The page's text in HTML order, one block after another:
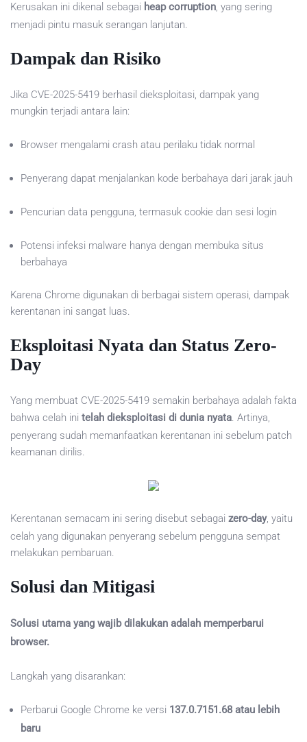
Kerusakan ini dikenal sebagai heap corruption, yang sering
menjadi pintu masuk serangan lanjutan.
Dampak dan Risiko
Jika CVE-2025-5419 berhasil dieksploitasi, dampak yang
mungkin terjadi antara lain:
Browser mengalami crash atau perilaku tidak normal
Penyerang dapat menjalankan kode berbahaya dari jarak jauh
Pencurian data pengguna, termasuk cookie dan sesi login
Potensi infeksi malware hanya dengan membuka situs
berbahaya
Karena Chrome digunakan di berbagai sistem operasi, dampak
kerentanan ini sangat luas.
Eksploitasi Nyata dan Status Zero-
Day
Yang membuat CVE-2025-5419 semakin berbahaya adalah fakta
bahwa celah ini telah dieksploitasi di dunia nyata. Artinya,
penyerang sudah memanfaatkan kerentanan ini sebelum patch
keamanan dirilis.
Kerentanan semacam ini sering disebut sebagai zero-day, yaitu
celah yang digunakan penyerang sebelum pengguna sempat
melakukan pembaruan.
Solusi dan Mitigasi
Solusi utama yang wajib dilakukan adalah memperbarui
browser.
Langkah yang disarankan:
Perbarui Google Chrome ke versi 137.0.7151.68 atau lebih
baru